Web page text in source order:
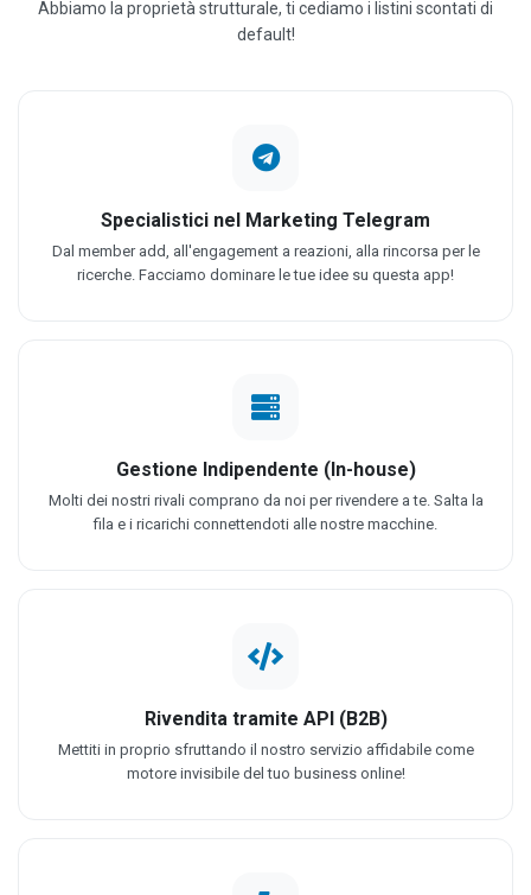
Abbiamo la proprietà strutturale, ti cediamo i listini scontati di
default!
Specialistici nel Marketing Telegram
Dal member add, all'engagement a reazioni, alla rincorsa per le
ricerche. Facciamo dominare le tue idee su questa app!
Gestione Indipendente (In-house)
Molti dei nostri rivali comprano da noi per rivendere a te. Salta la
fila e i ricarichi connettendoti alle nostre macchine.
Rivendita tramite API (B2B)
Mettiti in proprio sfruttando il nostro servizio affidabile come
motore invisibile del tuo business online!